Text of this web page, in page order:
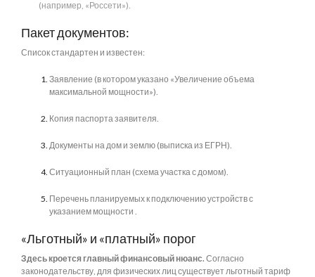
(например, «Россети»).
Пакет документов:
Список стандартен и известен:
Заявление (в котором указано «Увеличение объема
максимальной мощности»).
Копия паспорта заявителя.
Документы на дом и землю (выписка из ЕГРН).
Ситуационный план (схема участка с домом).
Перечень планируемых к подключению устройств с
указанием мощности .
«Льготный» и «платный» порог
Здесь кроется главный финансовый нюанс. Согласно
законодательству, для физических лиц существует льготный тариф